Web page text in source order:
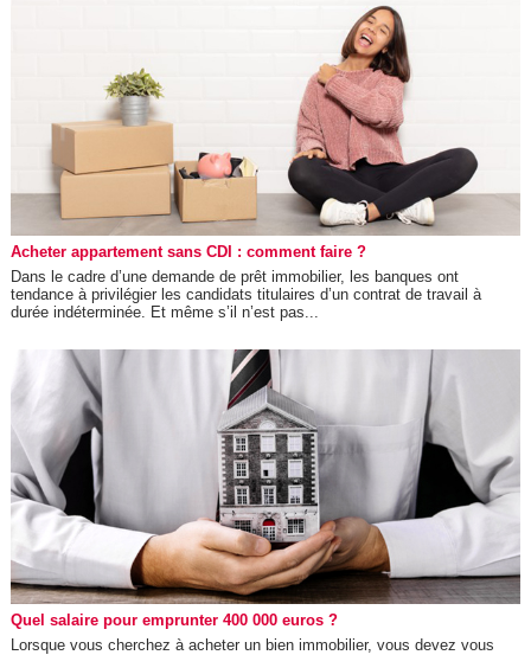
Acheter appartement sans CDI : comment faire ?
Dans le cadre d’une demande de prêt immobilier, les banques ont
tendance à privilégier les candidats titulaires d’un contrat de travail à
durée indéterminée. Et même s’il n’est pas...
Quel salaire pour emprunter 400 000 euros ?
Lorsque vous cherchez à acheter un bien immobilier, vous devez vous